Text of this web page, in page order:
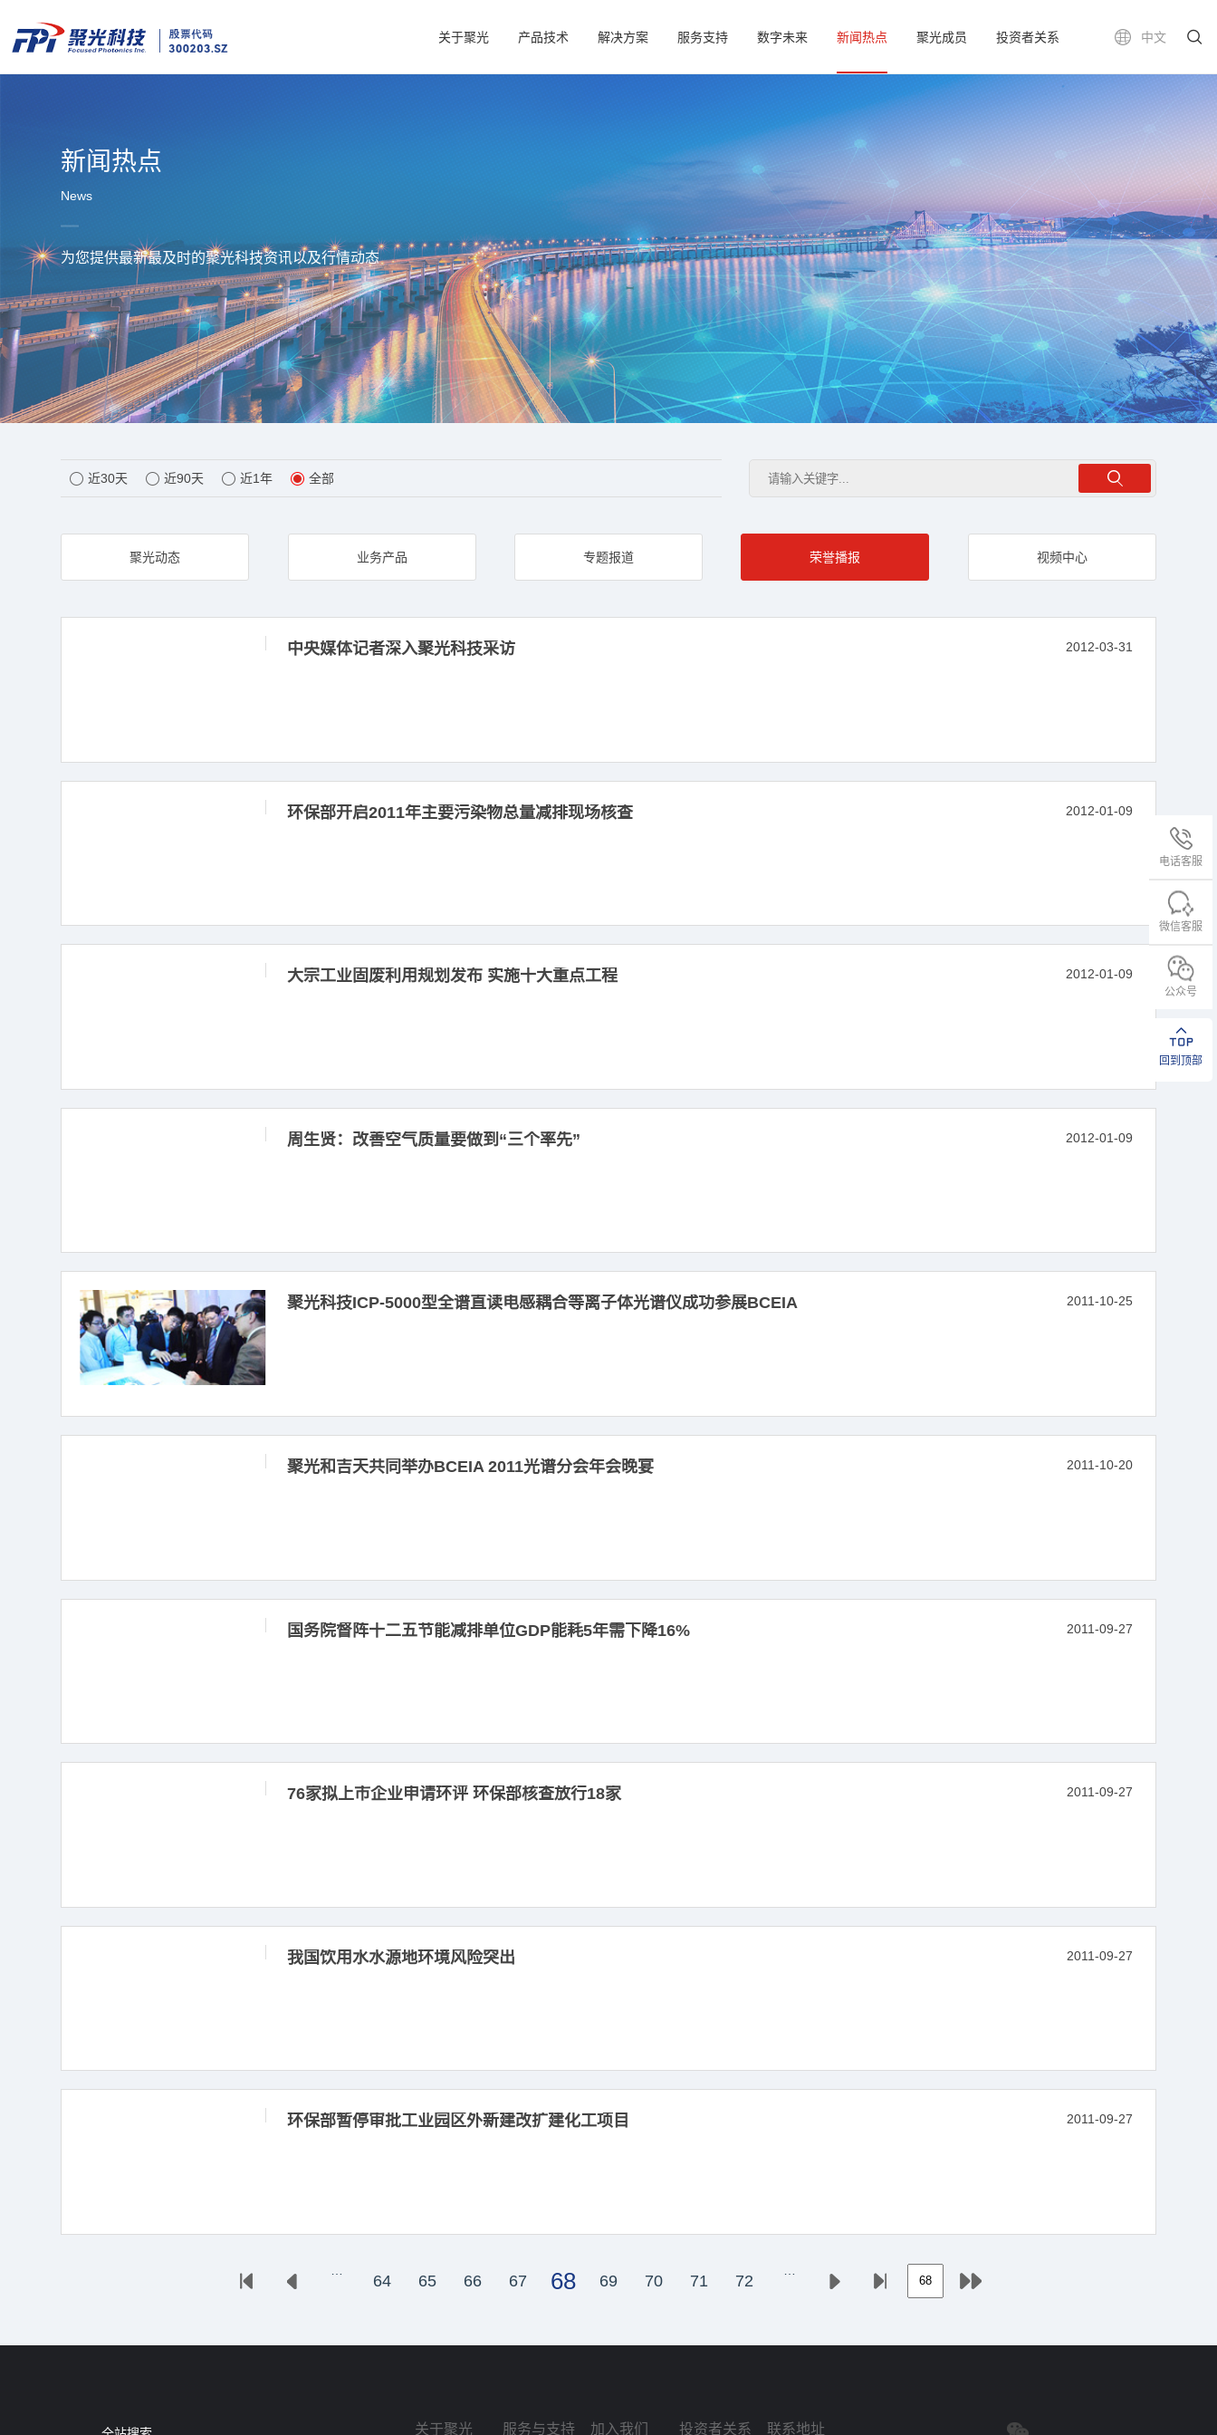
中文
关于聚光 产品技术 解决方案 服务支持 数字未来 新闻热点 聚光成员 投资者关系
电话客服
微信客服
公众号
回到顶部
新闻热点
News
为您提供最新最及时的聚光科技资讯以及行情动态
近30天 近90天 近1年 全部
聚光动态 业务产品 专题报道 荣誉播报 视频中心
中央媒体记者深入聚光科技采访 2012-03-31
环保部开启2011年主要污染物总量减排现场核查 2012-01-09
大宗工业固废利用规划发布 实施十大重点工程 2012-01-09
周生贤：改善空气质量要做到“三个率先” 2012-01-09
聚光科技ICP-5000型全谱直读电感耦合等离子体光谱仪成功参展BCEIA 2011-10-25
聚光和吉天共同举办BCEIA 2011光谱分会年会晚宴 2011-10-20
国务院督阵十二五节能减排单位GDP能耗5年需下降16% 2011-09-27
76家拟上市企业申请环评 环保部核查放行18家 2011-09-27
我国饮用水水源地环境风险突出 2011-09-27
环保部暂停审批工业园区外新建改扩建化工项目 2011-09-27
64 65 66 67 68 69 70 71 72
关于聚光 服务与支持 加入我们 投资者关系 联系地址